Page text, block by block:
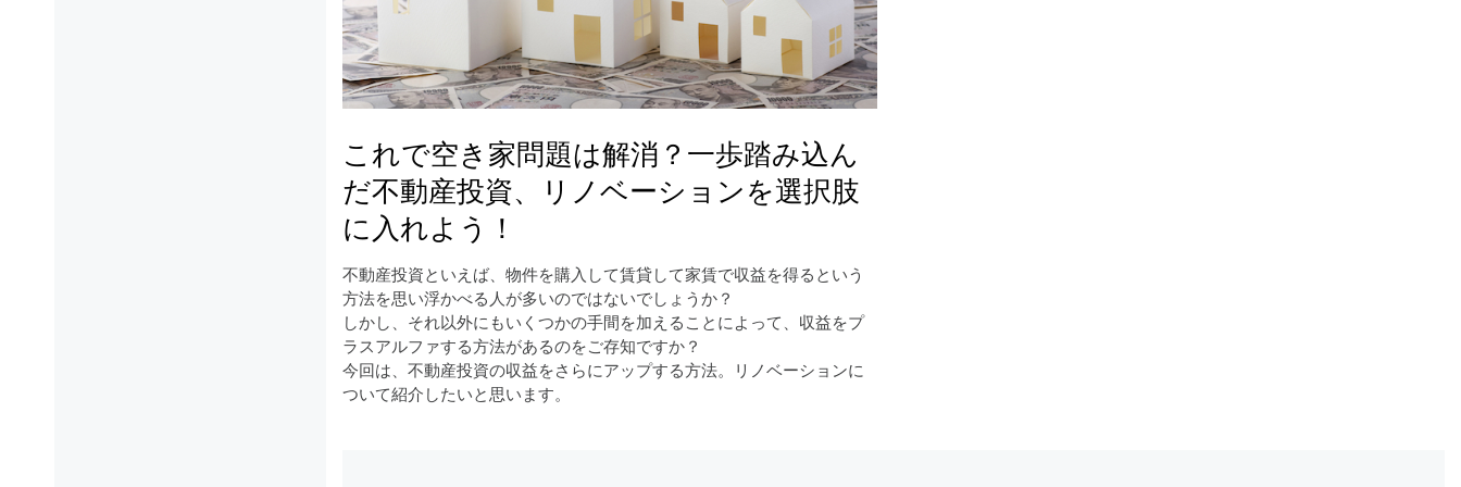
これで空き家問題は解消？一歩踏み込ん
だ不動産投資、リノベーションを選択肢
に入れよう！
不動産投資といえば、物件を購入して賃貸して家賃で収益を得るという
方法を思い浮かべる人が多いのではないでしょうか？
しかし、それ以外にもいくつかの手間を加えることによって、収益をプ
ラスアルファする方法があるのをご存知ですか？
今回は、不動産投資の収益をさらにアップする方法。リノベーションに
ついて紹介したいと思います。